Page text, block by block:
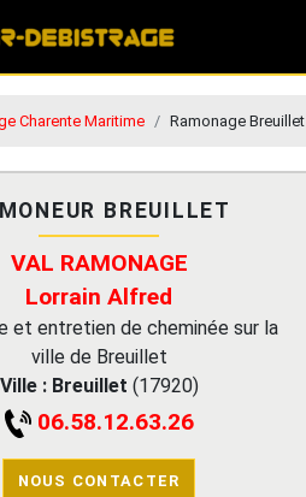
Charente Maritime Ramonage Breuillet
BREUILLET
VAL RAMONAGE
Lorrain Alfred
et entretien de cheminée sur la
ville de Breuillet
Ville : Breuillet (17920)
06.58.12.63.26
NOUS CONTACTER